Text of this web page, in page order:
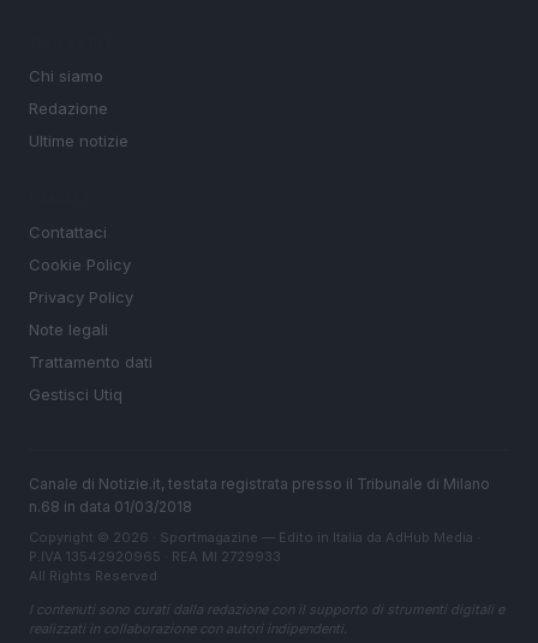
Chi siamo
Redazione
Ultime notizie
Contattaci
Cookie Policy
Privacy Policy
Note legali
Trattamento dati
Gestisci Utiq
Canale di Notizie.it, testata registrata presso il Tribunale di Milano
n.68 in data 01/03/2018
Copyright © 2026 · Sportmagazine — Edito in Italia da AdHub Media
P.IVA 13542920965 · REA MI 2729933
All Rights Reserved
I contenuti sono curati dalla redazione con il supporto di strumenti digitali e
realizzati in collaborazione con autori indipendenti.